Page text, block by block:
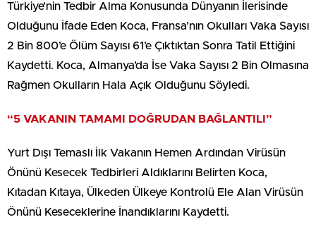
Türkiye’nin Tedbir Alma Konusunda Dünyanın İlerisinde
Olduğunu İfade Eden Koca, Fransa’nın Okulları Vaka Sayısı
2 Bin 800’e Ölüm Sayısı 61’e Çıktıktan Sonra Tatil Ettiğini
Kaydetti. Koca, Almanya’da İse Vaka Sayısı 2 Bin Olmasına
Rağmen Okulların Hala Açık Olduğunu Söyledi.
“5 VAKANIN TAMAMI DOĞRUDAN BAĞLANTILI”
Yurt Dışı Temaslı İlk Vakanın Hemen Ardından Virüsün
Önünü Kesecek Tedbirleri Aldıklarını Belirten Koca,
Kıtadan Kıtaya, Ülkeden Ülkeye Kontrolü Ele Alan Virüsün
Önünü Keseceklerine İnandıklarını Kaydetti.